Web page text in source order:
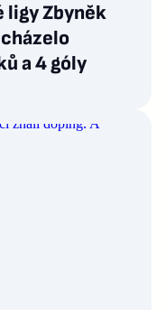
ligy Zbyněk
a 4 góly